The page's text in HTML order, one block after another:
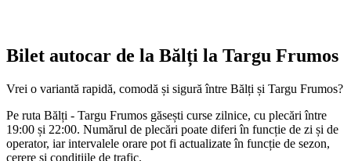
Bilet autocar de la Bălți la Targu Frumos
Vrei o variantă rapidă, comodă și sigură între Bălți și Targu Frumos?
Pe ruta Bălți - Targu Frumos găsești curse zilnice, cu plecări între
19:00 și 22:00. Numărul de plecări poate diferi în funcție de zi și de
operator, iar intervalele orare pot fi actualizate în funcție de sezon,
cerere și condițiile de trafic.